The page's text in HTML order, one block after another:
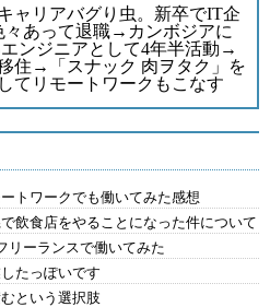
ャリアバグり虫。新卒でIT企
あって退職→カンボジアに
ンジニアとして4年半活動→
住→「スナック 肉ヲタク」を
てリモートワークもこなす
トワークでも働いてみた感想
飲食店をやることになった件について
リーランスで働いてみた
たっぽいです
という選択肢